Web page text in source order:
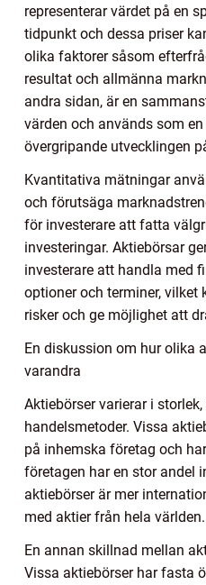
representerar värdet på en
tidpunkt och dessa priser
olika faktorer såsom
resultat och allmänna
andra sidan, är en
värden och används som
övergripande utvecklingen
Kvantitativa mätningar
och förutsäga
för investerare att fatta
investeringar. Aktiebörsar
investerare att handla med
optioner och terminer,
risker och ge möjlighet att
En diskussion om hur olika
varandra
Aktiebörser varierar i
handelsmetoder. Vissa
på inhemska företag och
företagen har en stor andel
aktiebörser är mer
med aktier från hela världen.
En annan skillnad mellan
Vissa aktiebörser har fasta